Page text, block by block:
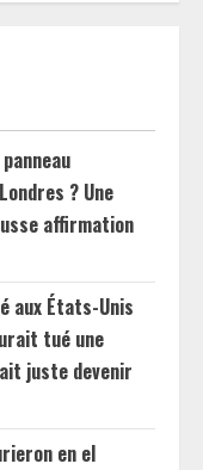
? Une
affirmation
aux États-Unis
tué une
juste devenir
en el